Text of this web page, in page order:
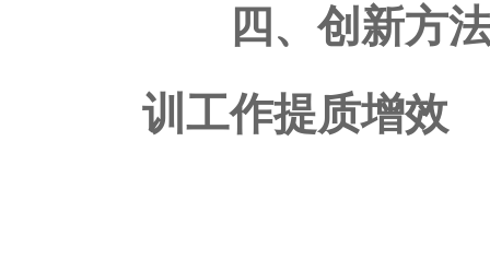
四、创新方
训工作提质增效